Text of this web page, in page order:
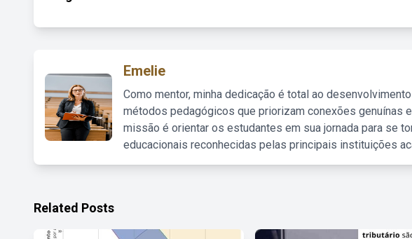
Emelie
Como mentor, minha dedicação é total ao
métodos pedagógicos que priorizam conexões genuínas
missão é orientar os estudantes em sua jornada para se
educacionais reconhecidas pelas principais instituições
Related Posts